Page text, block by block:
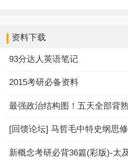
资料下载
93分达人英语笔记
2015考研必备资料
[回馈论坛] 马哲毛中特史纲思
新概念考研必背36篇(彩版)-太